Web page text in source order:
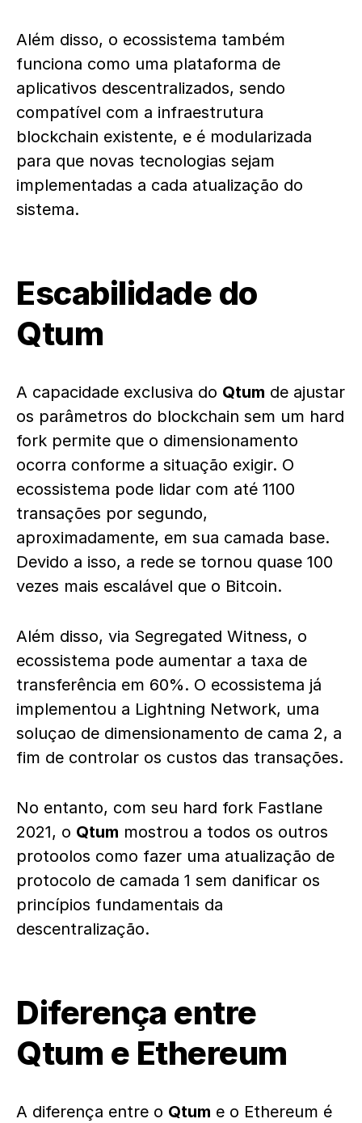
Além disso, o ecossistema também
funciona como uma plataforma de
aplicativos descentralizados, sendo
compatível com a infraestrutura
blockchain existente, e é modularizada
para que novas tecnologias sejam
implementadas a cada atualização do
sistema.
Escabilidade do
Qtum
A capacidade exclusiva do Qtum de ajustar
os parâmetros do blockchain sem um hard
fork permite que o dimensionamento
ocorra conforme a situação exigir. O
ecossistema pode lidar com até 1100
transações por segundo,
aproximadamente, em sua camada base.
Devido a isso, a rede se tornou quase 100
vezes mais escalável que o Bitcoin.
Além disso, via Segregated Witness, o
ecossistema pode aumentar a taxa de
transferência em 60%. O ecossistema já
implementou a Lightning Network, uma
soluçao de dimensionamento de cama 2, a
fim de controlar os custos das transações.
No entanto, com seu hard fork Fastlane
2021, o Qtum mostrou a todos os outros
protoolos como fazer uma atualização de
protocolo de camada 1 sem danificar os
princípios fundamentais da
descentralização.
Diferença entre
Qtum e Ethereum
A diferença entre o Qtum e o Ethereum é